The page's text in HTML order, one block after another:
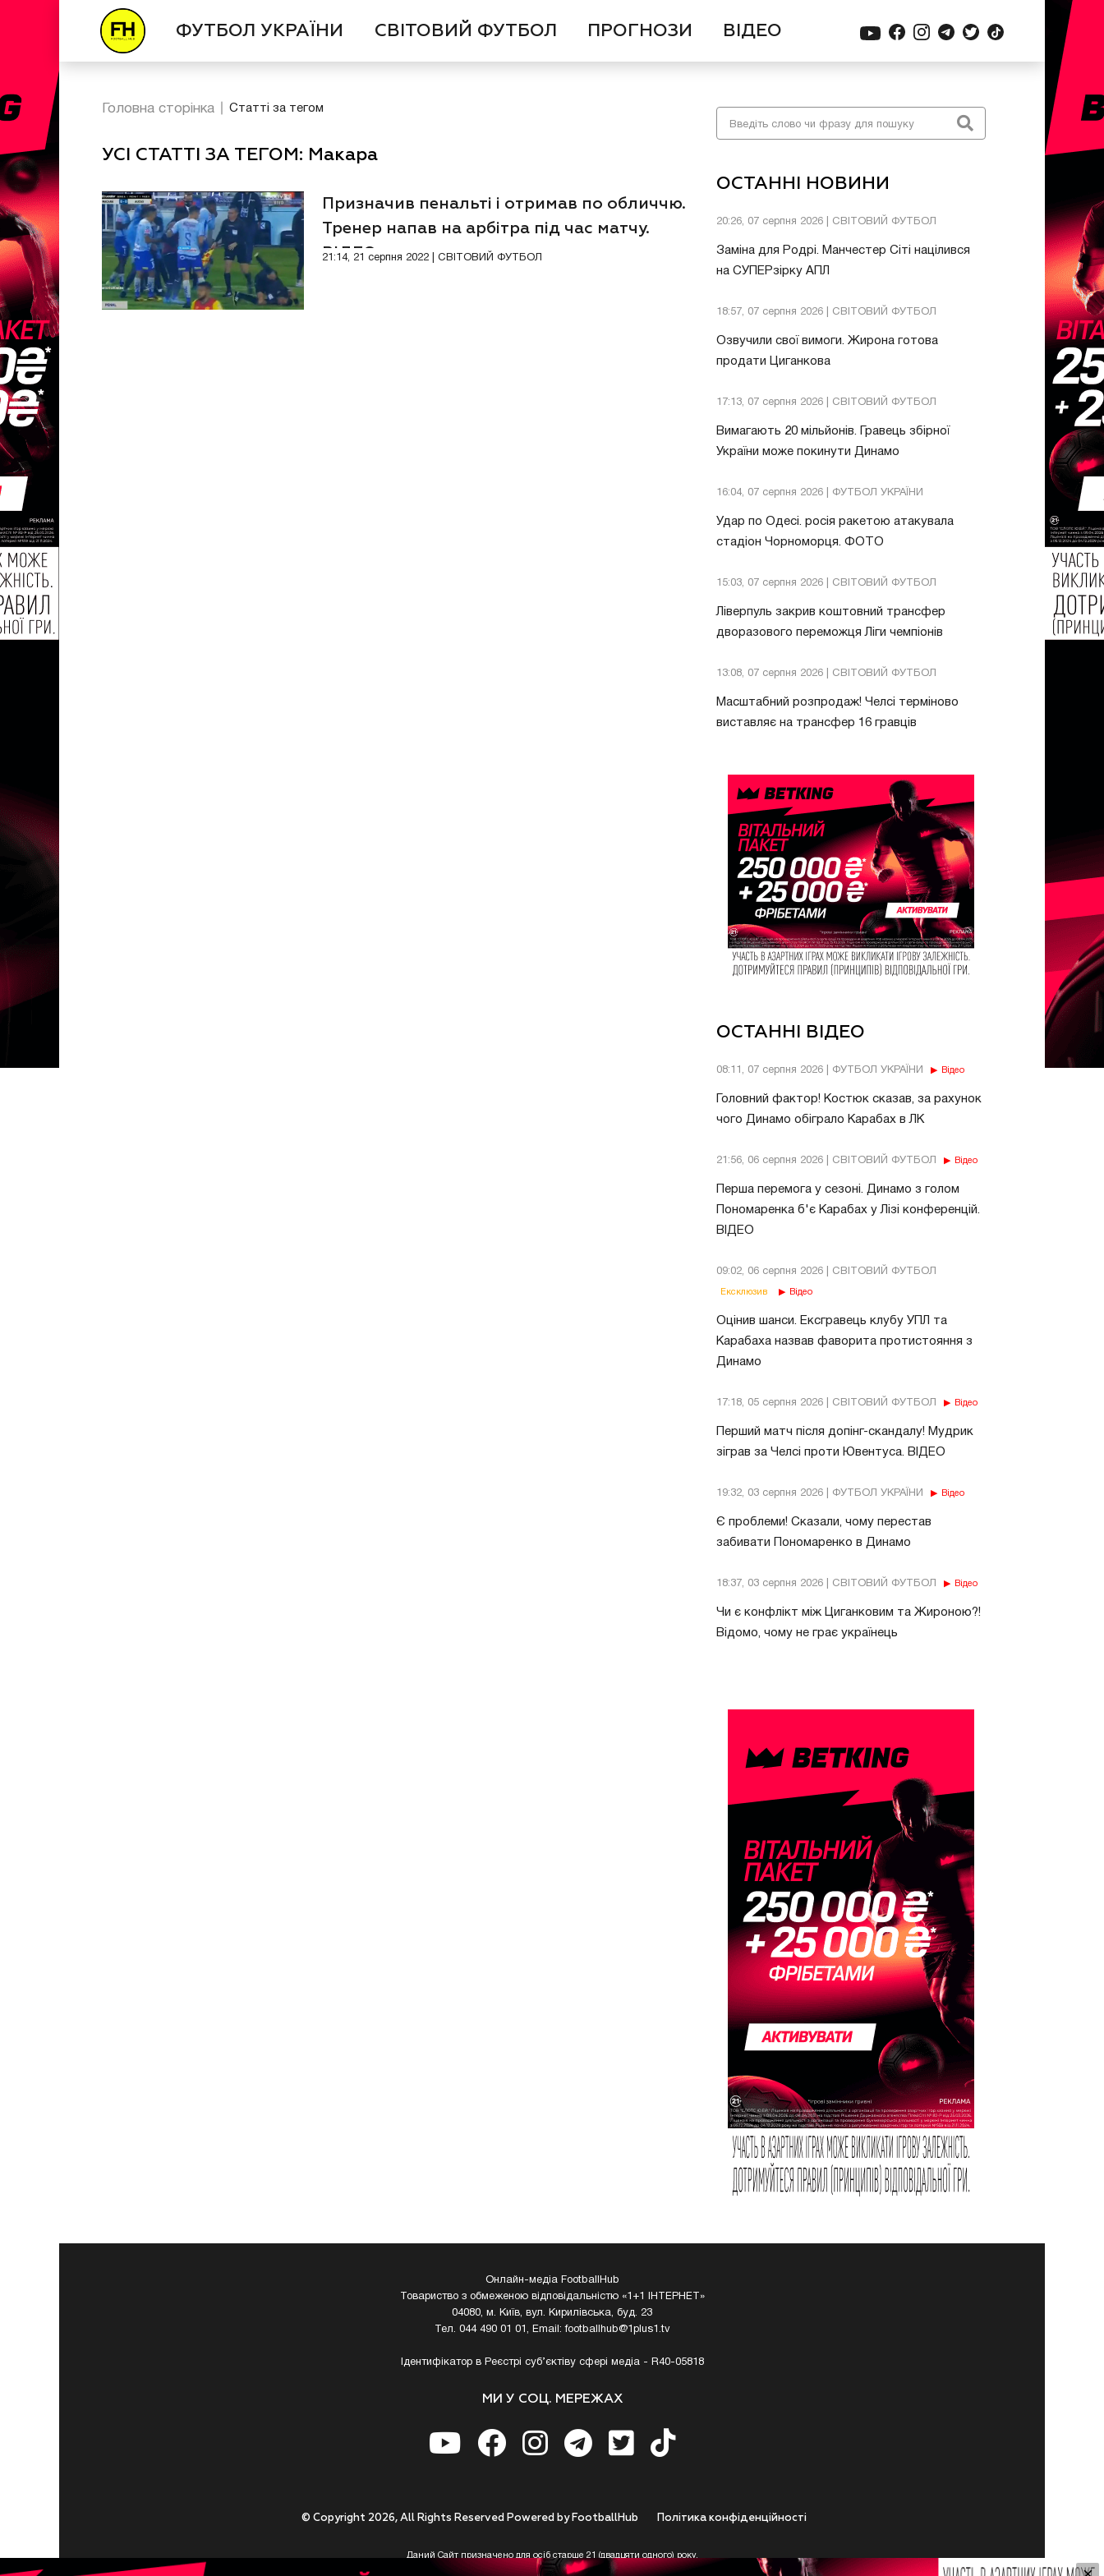
ФУТБОЛ УКРАЇНИ СВІТОВИЙ ФУТБОЛ ПРОГНОЗИ ВІДЕО
ОСТАННІ НОВИНИ
20:26, 07 серпня 2026 | СВІТОВИЙ ФУТБОЛ
Заміна для Родрі. Манчестер Сіті націлився
на СУПЕРзірку АПЛ
18:57, 07 серпня 2026 | СВІТОВИЙ ФУТБОЛ
Озвучили свої вимоги. Жирона готова
продати Циганкова
17:13, 07 серпня 2026 | СВІТОВИЙ ФУТБОЛ
Вимагають 20 мільйонів. Гравець збірної
України може покинути Динамо
16:04, 07 серпня 2026 | ФУТБОЛ УКРАЇНИ
Удар по Одесі. росія ракетою атакувала
стадіон Чорноморця. ФОТО
15:03, 07 серпня 2026 | СВІТОВИЙ ФУТБОЛ
Ліверпуль закрив коштовний трансфер
дворазового переможця Ліги чемпіонів
13:08, 07 серпня 2026 | СВІТОВИЙ ФУТБОЛ
Масштабний розпродаж! Челсі терміново
виставляє на трансфер 16 гравців
ОСТАННІ ВІДЕО
08:11, 07 серпня 2026 | ФУТБОЛ УКРАЇНИ Відео
Головний фактор! Костюк сказав, за рахунок
чого Динамо обіграло Карабах в ЛК
21:56, 06 серпня 2026 | СВІТОВИЙ ФУТБОЛ Відео
Перша перемога у сезоні. Динамо з голом
Пономаренка б'є Карабах у Лізі конференцій.
ВІДЕО
09:02, 06 серпня 2026 | СВІТОВИЙ ФУТБОЛ
Ексклюзив Відео
Оцінив шанси. Ексгравець клубу УПЛ та
Карабаха назвав фаворита протистояння з
Динамо
17:18, 05 серпня 2026 | СВІТОВИЙ ФУТБОЛ Відео
Перший матч після допінг-скандалу! Мудрик
зіграв за Челсі проти Ювентуса. ВІДЕО
19:32, 03 серпня 2026 | ФУТБОЛ УКРАЇНИ Відео
Є проблеми! Сказали, чому перестав
забивати Пономаренко в Динамо
18:37, 03 серпня 2026 | СВІТОВИЙ ФУТБОЛ Відео
Чи є конфлікт між Циганковим та Жироною?!
Відомо, чому не грає українець
Головна сторінка Статті за тегом
УСІ СТАТТІ ЗА ТЕГОМ: Макара
Призначив пенальті і отримав по обличчю.
Тренер напав на арбітра під час матчу.
ВІДЕО
Відео
21:14, 21 серпня 2022 | СВІТОВИЙ ФУТБОЛ
Онлайн-медіа FootballHub
Товариство з обмеженою відповідальністю «1+1 ІНТЕРНЕТ»
04080, м. Київ, вул. Кирилівська, буд. 23
Тел. 044 490 01 01, Email:footballhub@1plus1.tv
Ідентифікатор в Реєстрі суб’єктіву сфері медіа - R40-05818
МИ У СОЦ. МЕРЕЖАХ
Полiтика конфiденцiйностi
© Copyright 2026, All Rights Reserved Powered by FootballHub
Даний Сайт призначено для осіб старше 21 (двадцяти одного) року.
Приступаючи до використання https://footballhub.ua, Користувач цим підтверджує, що досяг 21-річного віку.